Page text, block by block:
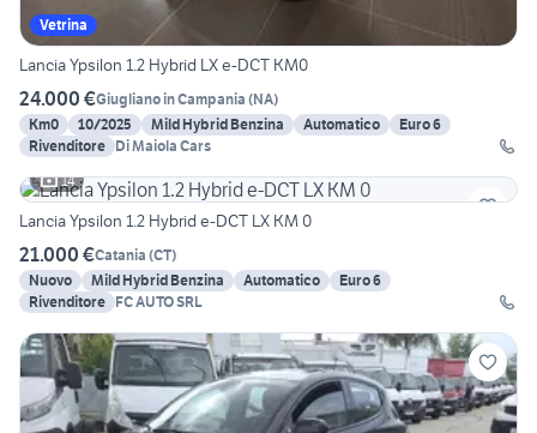
Vetrina
Lancia Ypsilon 1.2 Hybrid LX e-DCT KM0
24.000 €Giugliano in Campania (NA)
Km0
10/2025 Mild Hybrid Benzina Automatico
Euro 6
Rivenditore Di Maiola Cars
14
Lancia Ypsilon 1.2 Hybrid e-DCT LX KM 0
21.000 €Catania (CT)
Nuovo
Mild Hybrid Benzina Automatico
Euro 6
Rivenditore FC AUTO SRL